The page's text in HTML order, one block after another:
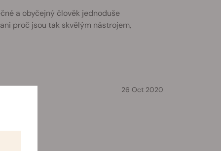
a obyčejný člověk jednoduše
proč jsou tak skvělým nástrojem,
26 Oct 2020